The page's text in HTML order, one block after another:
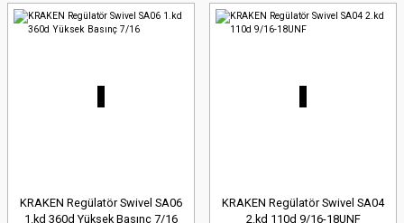
KRAKEN Regülatör Swivel SA06
1.kd 360d Yüksek Basınç 7/16
KRAKEN Regülatör Swivel SA04
2.kd 110d 9/16-18UNF